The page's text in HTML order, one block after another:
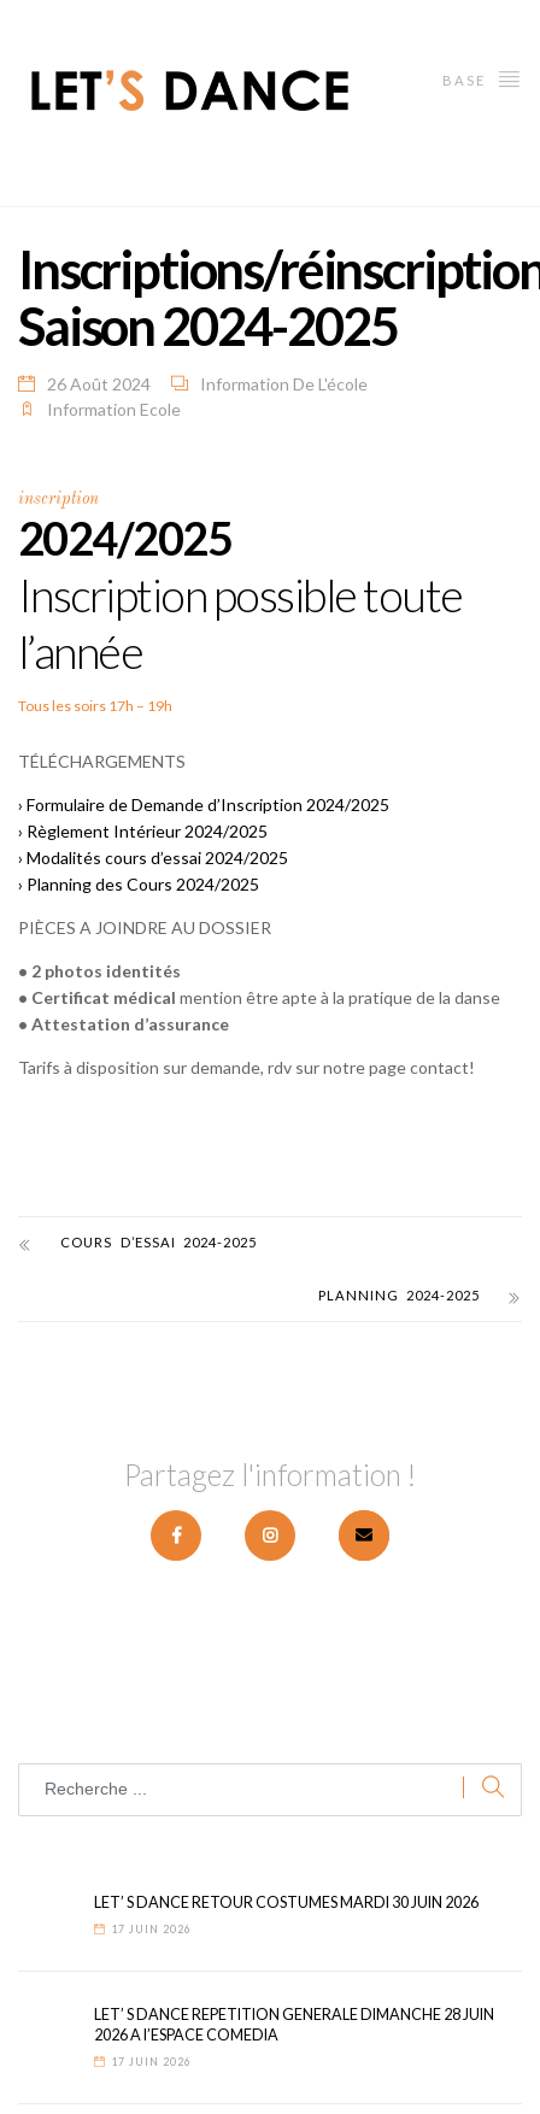
BASE
Inscriptions/
Saison 2024-2025
26 Août 2024
Information De L'école
Information Ecole
inscription
2024/2025
Inscription possible toute
l’année
Tous les soirs 17h – 19h
TÉLÉCHARGEMENTS
› Formulaire de Demande d’Inscription 2024/2025
› Règlement Intérieur 2024/2025
› Modalités cours d’essai 2024/2025
› Planning des Cours 2024/2025
PIÈCES A JOINDRE AU DOSSIER
• 2 photos identités
• Certificat médical mention être apte à la pratique de la danse
• Attestation d’assurance
Tarifs à disposition sur demande, rdv sur notre page contact!
COURS D’ESSAI 2024-2025
PLANNING 2024-2025
Partagez l'information !
LET’ S DANCE RETOUR COSTUMES MARDI 30 JUIN 2026
17 JUIN 2026
LET’ S DANCE REPETITION GENERALE DIMANCHE 28 JUIN
2026 A l’ESPACE COMEDIA
17 JUIN 2026